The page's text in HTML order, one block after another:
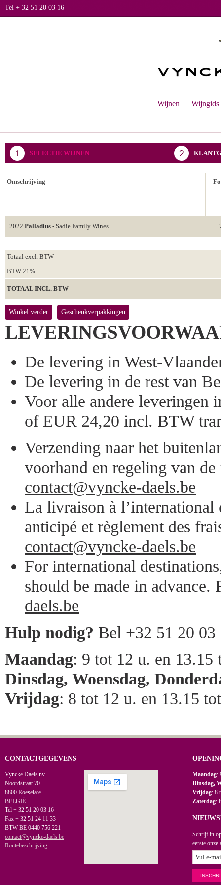
Tel + 32 51 20 03 16
Wijnen Wijngids
SELECTIE WIJNEN
Omschrijving
2022 Palladius - Sadie Family Wines
Totaal excl. BTW
BTW 21%
TOTAAL INCL. BTW
Winkel verder Geschenkverpakkingen
De levering in West-
De levering in de rest van
Voor alle andere
of EUR 24,20 incl. BTW
Verzending naar het
voorhand en regeling van
contact@vyncke-daels.be
La livraison à l’international
anticipé et règlement des
contact@vyncke-daels.be
For international
should be made in advance.
daels.be
Hulp nodig? Bel +32 51 20 03
Maandag: 9 tot 12 u. en 13.15
Dinsdag, Woensdag,
Vrijdag: 8 tot 12 u. en 13.15
CONTACTGEGEVENS
Vyncke Daels nv
Noordstraat 70
8800 Roeselare
BELGIË
Tel + 32 51 20 03 16
Fax + 32 51 24 11 33
BTW BE 0440 756 221
contact@vyncke-daels.be
Routebeschrijving
Maandag:
Dinsdag,
Vrijdag: 8
Zaterdag:
Schrijf in
eerste onze